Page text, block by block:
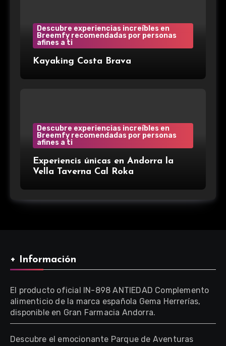
Descubre experiencias increíbles en
Breemfy recomendadas por personas
afines a ti
Kayaking Costa Brava
Descubre experiencias increíbles en
Breemfy recomendadas por personas
afines a ti
Experiencis únicas en Andorra la
Vella Taverna Cal Roka
+ Información
El producto oficial IN-898 ANTIEDAD Complemento
alimenticio de la marca española Gema Herrerías,
disponible en Gran Farmacia Andorra.
Descubre el emocionante Parque de Aventuras